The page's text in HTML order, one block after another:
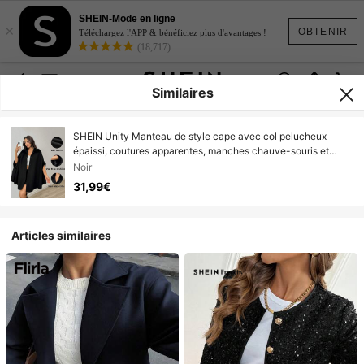
OBTENIR
×
SHEIN-Mode en ligne
Téléchargez l'APP & bénéficiez plus d'avantages !
(18,717)
Similaires
SHEIN Unity Manteau de style cape avec col pelucheux
épaissi, coutures apparentes, manches chauve-souris et
ouverture avant pour femmes. Couleur noire, chaud pour
l'automne/l'hiver
Noir
31,99€
Articles similaires